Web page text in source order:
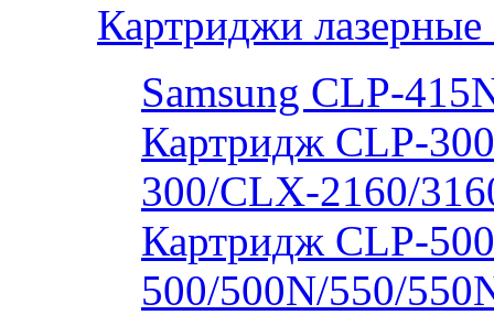
Картриджи лазерные
Samsung CLP-
Картридж CLP-
300/CLX-2160/
Картридж CLP-
500/500N/550/